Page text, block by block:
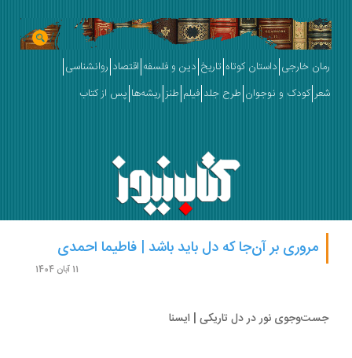
خارجی داستان کوتاه تاریخ دین و فلسفه اقتصاد روانشناسی
کودک و نوجوان طرح جلد فیلم طنز ریشه‌ها پس از کتاب
مروری بر آن‌جا که دل باید باشد | فاطیما احمدی
نور در دل تاریکی | ایسنا